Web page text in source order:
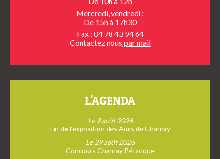
Mercredi, vendredi :
De 15h à 17h30
Fax : 04 78 43 94 64
Contactez nous par mail
L'AGENDA
Le 9 août 2026
Fin de l’exposition des Amis de Charnay
Le 29 août 2026
Concours Charnay Pétanque